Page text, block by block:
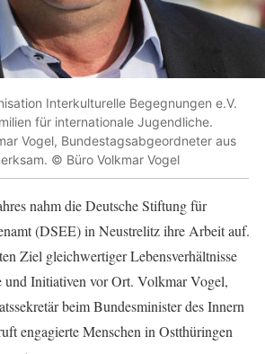
Interkulturelle Begegnungen e.V.
für internationale Jugendliche.
Vogel, Bundestagsabgeordneter aus
© Büro Volkmar Vogel
nahm die Deutsche Stiftung für
(DSEE) in Neustrelitz ihre Arbeit auf.
Ziel gleichwertiger Lebensverhältnisse
und Initiativen vor Ort. Volkmar Vogel,
beim Bundesminister des Innern
engagierte Menschen in Ostthüringen